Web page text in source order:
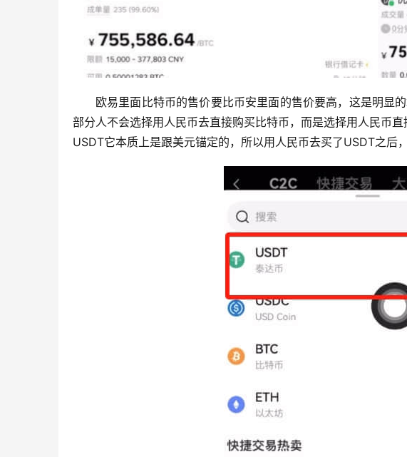
欧易里面比特币的售价要比币安里面的售价要高，这是明显
部分人不会选择用人民币去直接购买比特币，而是选择用人民币
USDT它本质上是跟美元锚定的，所以用人民币去买了USDT之后